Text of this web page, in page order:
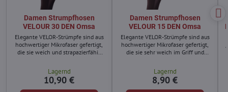
Damen Strumpfhosen
VELOUR 30 DEN Omsa
Elegante VELOR-Strümpfe sind aus
hochwertiger Mikrofaser gefertigt,
die sie weich und strapazierfähig
Lagernd
10,90 €
Damen Strumpfhosen
VELOUR 15 DEN Omsa
Elegante VELOR-Strümpfe sind aus
hochwertiger Mikrofaser gefertigt,
die sie sehr weich im Griff und
Lagernd
8,90 €